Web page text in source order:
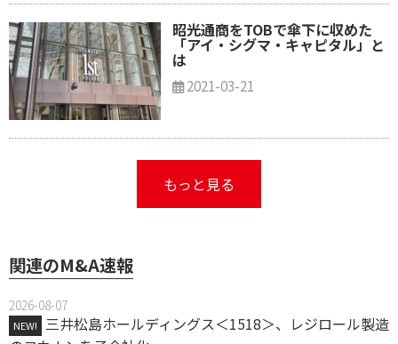
昭光通商をTOBで傘下に収めた
「アイ・シグマ・キャピタル」と
は
2021-03-21
もっと見る
関連のM&A速報
2026-08-07
NEW!
三井松島ホールディングス＜1518＞、レジロール製造